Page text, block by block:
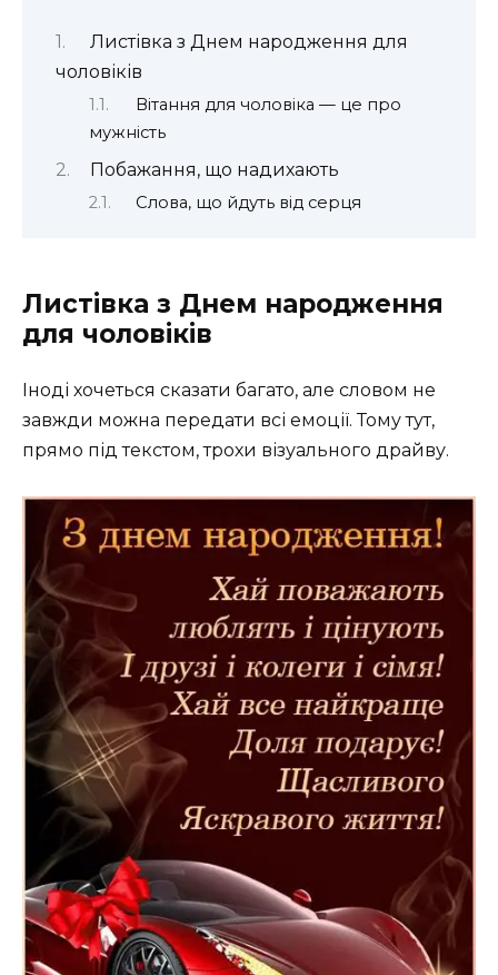
Листівка з Днем народження для
чоловіків
Вітання для чоловіка — це про
мужність
Побажання, що надихають
Слова, що йдуть від серця
Листівка з Днем народження
для чоловіків
Іноді хочеться сказати багато, але словом не
завжди можна передати всі емоції. Тому тут,
прямо під текстом, трохи візуального драйву.